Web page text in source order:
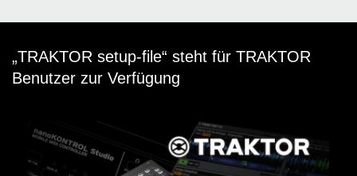
„TRAKTOR setup-file“ steht für TRAKTOR
Benutzer zur Verfügung